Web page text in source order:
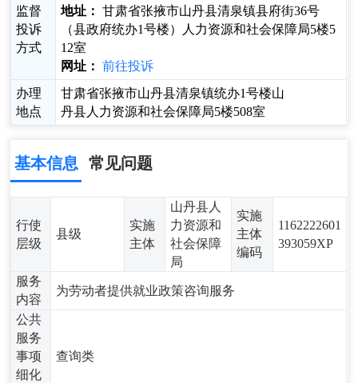
监督
投诉
方式
地址： 甘肃省张掖市山丹县清泉镇县府街36号
（县政府统办1号楼）人力资源和社会保障局5楼5
12室
网址：
前往投诉
办理
地点
甘肃省张掖市山丹县清泉镇统办1号楼山
丹县人力资源和社会保障局5楼508室
基本信息 常见问题
行使
层级
县级
实施
主体
山丹县人
力资源和
社会保障
局
实施
主体
编码
1162222601
393059XP
服务
内容
为劳动者提供就业政策咨询服务
公共
服务
事项
细化
查询类